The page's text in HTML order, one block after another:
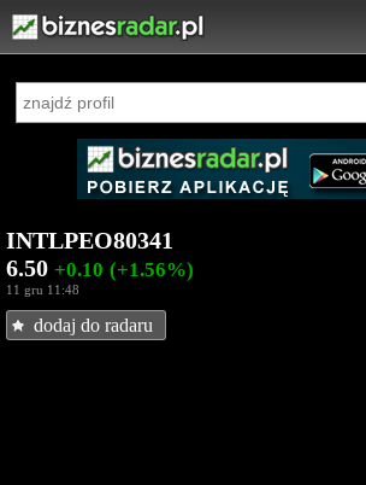
INTLPEO80341
6.50 +0.10 (+1.56%)
11 gru 11:48
dodaj do radaru